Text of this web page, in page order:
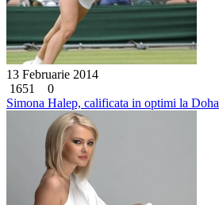
13 Februarie 2014
1651
0
Simona Halep, calificata in optimi la Doha